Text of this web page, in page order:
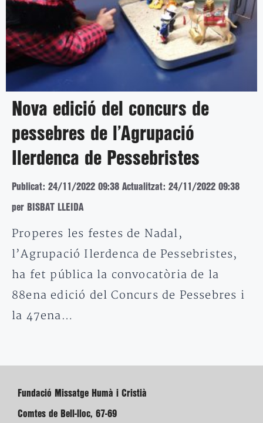
Nova edició del concurs de
pessebres de l’Agrupació
Ilerdenca de Pessebristes
Publicat: 24/11/2022 09:38 Actualitzat: 24/11/2022 09:38
per BISBAT LLEIDA
Properes les festes de Nadal,
l’Agrupació Ilerdenca de Pessebristes,
ha fet pública la convocatòria de la
88ena edició del Concurs de Pessebres i
la 47ena…
Fundació Missatge Humà i Cristià
Comtes de Bell-lloc, 67-69